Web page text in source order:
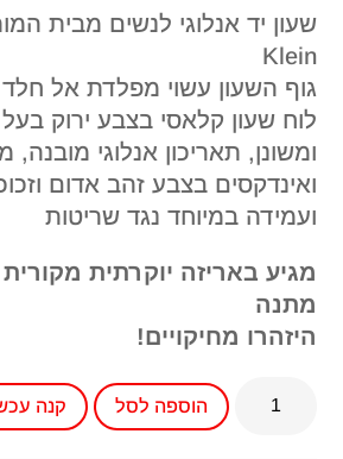
היה:
₪799.00.
הוא:
Klein
גוף השעון עשוי מפלדת אל
לוח שעון קלאסי בצבע ירוק
ומשונן, תאריכון אנלוגי מובנה,
ואינדקסים בצבע זהב אדום
ועמידה במיוחד נגד שריטות
מגיע באריזה יוקרתית
מתנה
היזהרו מחיקויים!
הוספה לסל קנה